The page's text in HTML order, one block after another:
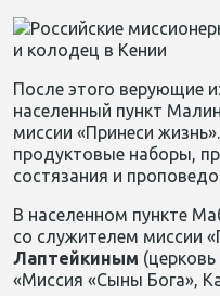
После этого верующие
населенный пункт
миссии «Принеси
продуктовые наборы,
состязания и
В населенном пункте
со служителем миссии
Лаптейкиным
«Миссия «Сыны Бога»,